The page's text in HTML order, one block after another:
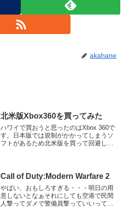
akahane
北米版Xbox360を買ってみた
ハワイで買おうと思ったのはXbox 360で
す。日本版では規制がかかってしまうソ
フトがあるため北米版を買って回避した
Call of Duty:Modern Warfare 2
やばい、おもしろすぎる・・・明日の用
意しないとなぁそれにしても空港で民間
人撃ってダメで警備員撃っていいってど